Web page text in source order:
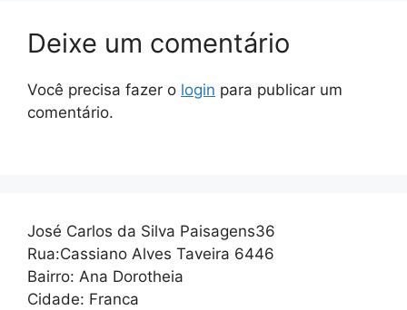
Deixe um comentário
Você precisa fazer o login para publicar um
comentário.
José Carlos da Silva Paisagens36
Rua:Cassiano Alves Taveira 6446
Bairro: Ana Dorotheia
Cidade: Franca